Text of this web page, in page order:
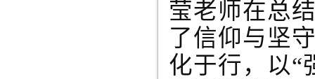
莹老师在总
了信仰与坚
化于行，以“